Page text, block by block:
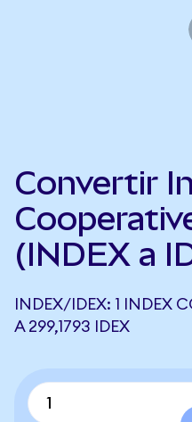
Convertir
(INDEX a
INDEX/IDEX: 1 INDEX
A 299,1793 IDEX